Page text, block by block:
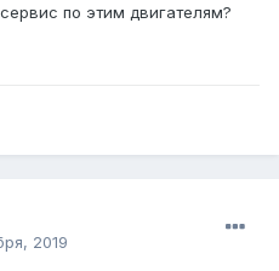
по этим двигателям?
2019